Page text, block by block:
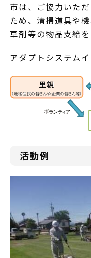
市は、ご協力いた
ため、清掃道具や
草剤等の物品支給を
アダプトシステム
活動例